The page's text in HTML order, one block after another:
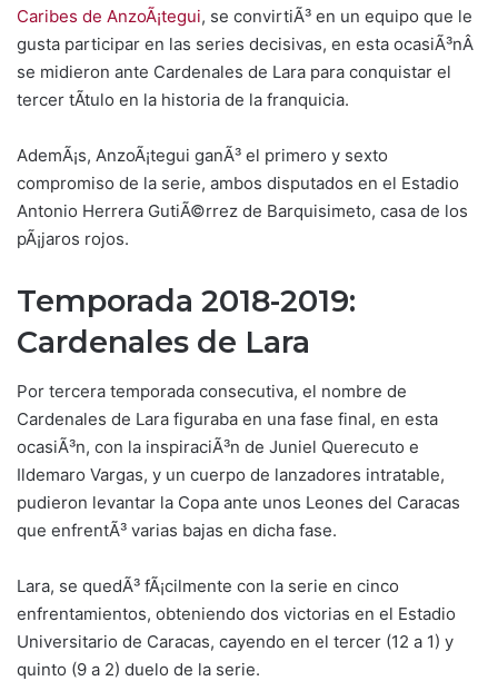
Caribes de AnzoÃ¡tegui, se convirtiÃ³ en un equipo que le
gusta participar en las series decisivas, en esta ocasiÃ³nÂ
se midieron ante Cardenales de Lara para conquistar el
tercer tÃ­tulo en la historia de la franquicia.
AdemÃ¡s, AnzoÃ¡tegui ganÃ³ el primero y sexto
compromiso de la serie, ambos disputados en el Estadio
Antonio Herrera GutiÃ©rrez de Barquisimeto, casa de los
pÃ¡jaros rojos.
Temporada 2018-2019:
Cardenales de Lara
Por tercera temporada consecutiva, el nombre de
Cardenales de Lara figuraba en una fase final, en esta
ocasiÃ³n, con la inspiraciÃ³n de Juniel Querecuto e
Ildemaro Vargas, y un cuerpo de lanzadores intratable,
pudieron levantar la Copa ante unos Leones del Caracas
que enfrentÃ³ varias bajas en dicha fase.
Lara, se quedÃ³ fÃ¡cilmente con la serie en cinco
enfrentamientos, obteniendo dos victorias en el Estadio
Universitario de Caracas, cayendo en el tercer (12 a 1) y
quinto (9 a 2) duelo de la serie.